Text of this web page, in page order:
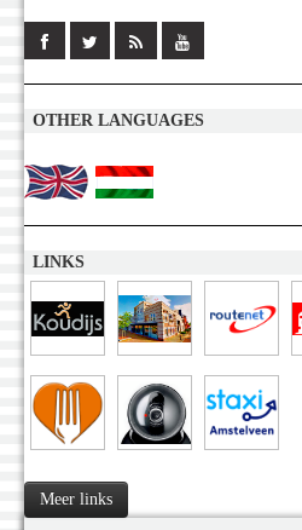
OTHER LANGUAGES
LINKS
Meer links